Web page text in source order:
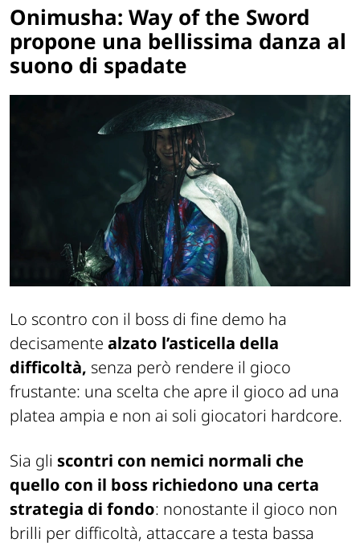
Onimusha: Way of the Sword
propone una bellissima danza al
suono di spadate
Lo scontro con il boss di fine demo ha
decisamente alzato l’asticella della
difficoltà, senza però rendere il gioco
frustante: una scelta che apre il gioco ad una
platea ampia e non ai soli giocatori hardcore.
Sia gli scontri con nemici normali che
quello con il boss richiedono una certa
strategia di fondo: nonostante il gioco non
brilli per difficoltà, attaccare a testa bassa